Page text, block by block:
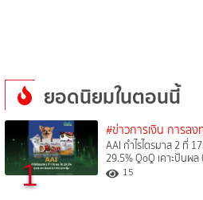
ยอดนิยมในตอนนี้
1
#ข่าวการเงิน การลง
AAI กำไรไตรมาส 2 ที่
29.5% QoQ เคาะปันผ
15